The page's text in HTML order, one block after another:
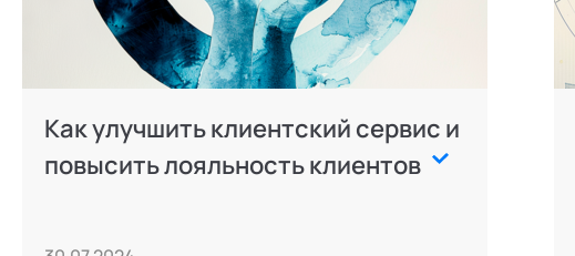
Как улучшить клиентский сервис и
повысить лояльность клиентов